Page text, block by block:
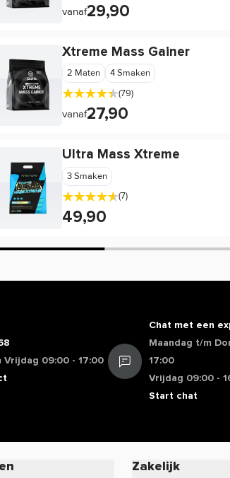
vanaf29,90
Xtreme Mass Gainer
2 Maten
4 Smaken
(79)
vanaf27,90
Ultra Mass Xtreme
3 Smaken
(7)
49,90
Vrijdag 09:00 - 17:00
Chat met een
Maandag t/m
17:00
Vrijdag 09:00 -
Start chat
Zakelijk